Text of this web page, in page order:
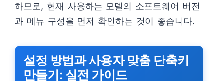
하므로, 현재 사용하는 모델의 소프트웨어 버전
과 메뉴 구성을 먼저 확인하는 것이 좋습니다.
설정 방법과 사용자 맞춤 단축키
만들기: 실전 가이드